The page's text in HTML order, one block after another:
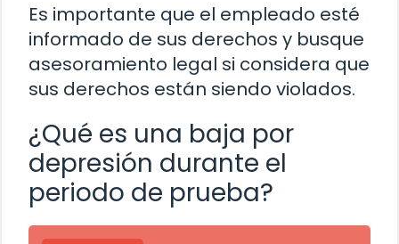
Es importante que el empleado esté
informado de sus derechos y busque
asesoramiento legal si considera que
sus derechos están siendo violados.
¿Qué es una baja por
depresión durante el
periodo de prueba?